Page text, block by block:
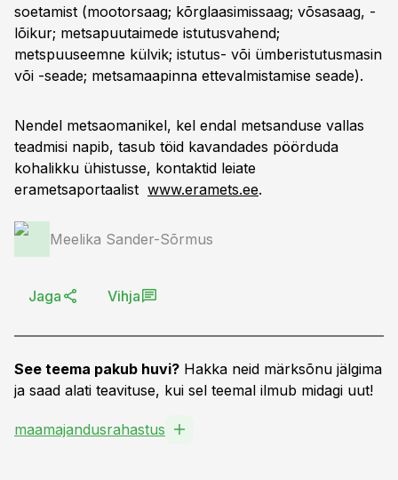
soetamist (mootorsaag; kõrglaasimissaag; võsasaag, -
lõikur; metsapuutaimede istutusvahend;
metspuuseemne külvik; istutus- või ümberistutusmasin
või -seade; metsamaapinna ettevalmistamise seade).
Nendel metsaomanikel, kel endal metsanduse vallas
teadmisi napib, tasub töid kavandades pöörduda
kohalikku ühistusse, kontaktid leiate
erametsaportaalist www.eramets.ee.
Meelika Sander-Sõrmus
Jaga Vihja
See teema pakub huvi? Hakka neid märksõnu jälgima
ja saad alati teavituse, kui sel teemal ilmub midagi uut!
maamajandusrahastus